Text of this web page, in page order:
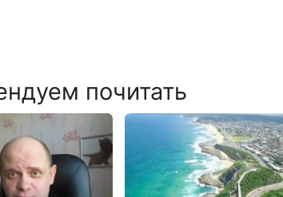
почитать